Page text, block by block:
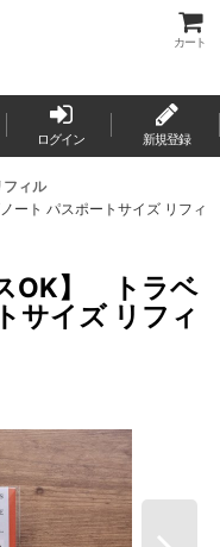
カート
ログイン 新規登録
フィル
ート パスポートサイズ リフィ
OK】 トラベ
サイズ リフィ